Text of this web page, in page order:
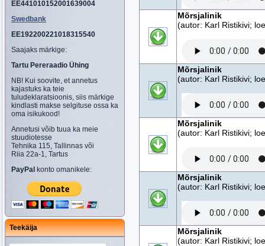
EE441010152001639004
Swedbank
EE192200221018315540
Saajaks märkige:
Tartu Pereraadio Ühing
NB! Kui soovite, et annetus
kajastuks ka teie
tuludeklaratsioonis, siis märkige
kindlasti makse selgituse ossa ka
oma isikukood!
Annetusi võib tuua ka meie
stuudiotesse
Tehnika 115, Tallinnas või
Riia 22a-1, Tartus
PayPal konto omanikele:
Teekäija
Mõrsjalinik
(autor: Karl Ristikivi;
Mõrsjalinik
(autor: Karl Ristikivi;
Mõrsjalinik
(autor: Karl Ristikivi;
Mõrsjalinik
(autor: Karl Ristikivi;
Mõrsjalinik
(autor: Karl Ristikivi;